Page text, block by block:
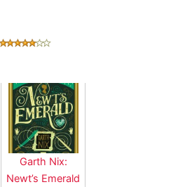
Garth Nix:
Newt’s Emerald